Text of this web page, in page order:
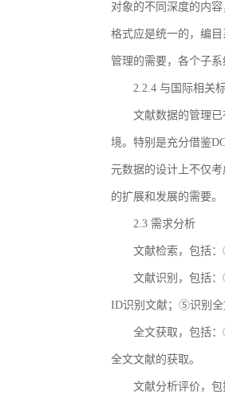
对象的不同深度的内
格式应是统一的，编
管理的需要，各个子
2.2.4 与国际相关
文献数据的管理
境。特别是充分借鉴
元数据的设计上不仅
的扩展和发展的需要。
2.3 需求分析
文献检索，包括
文献识别，包括
ID识别文献；⑤识别全
全文获取，包括
全文文献的获取。
文献分析评价，